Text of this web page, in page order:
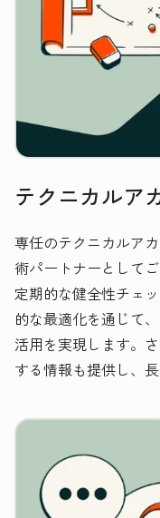
テクニカルア
専任のテクニカルア
術パートナーとしてご
定期的な健全性チェ
的な最適化を通じて
活用を実現します。
する情報も提供し、